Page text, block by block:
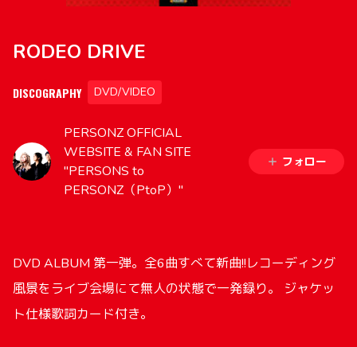
RODEO DRIVE
DISCOGRAPHY DVD/VIDEO
PERSONZ OFFICIAL
WEBSITE & FAN SITE
"PERSONS to
PERSONZ（PtoP）"
フォロー
DVD ALBUM 第一弾。全6曲すべて新曲!!レコーディング
風景をライブ会場にて無人の状態で一発録り。 ジャケッ
ト仕様歌詞カード付き。